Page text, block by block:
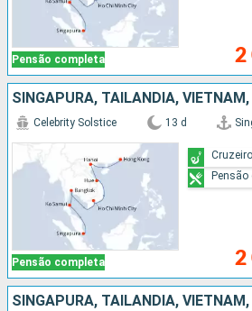
Pensão completa 2
SINGAPURA, TAILÂNDIA,
Pensão completa
Celebrity Solstice 13 d
2
Pensão
SINGAPURA, TAILÂNDIA,